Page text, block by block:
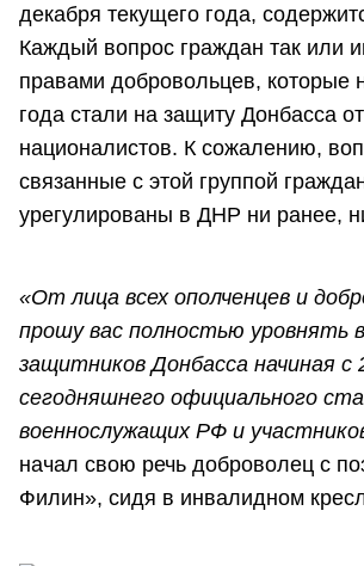
декабря текущего года,
Каждый вопрос граждан так или
правами добровольцев, которые
года стали на защиту Донбасса
националистов. К сожалению,
связанные с этой группой
урегулированы в ДНР ни ранее,
«От лица всех ополченцев и
прошу вас полностью уровнять
защитников Донбасса начиная с
сегодняшнего официального
военнослужащих РФ и
начал свою речь доброволец с
Филин», сидя в инвалидном